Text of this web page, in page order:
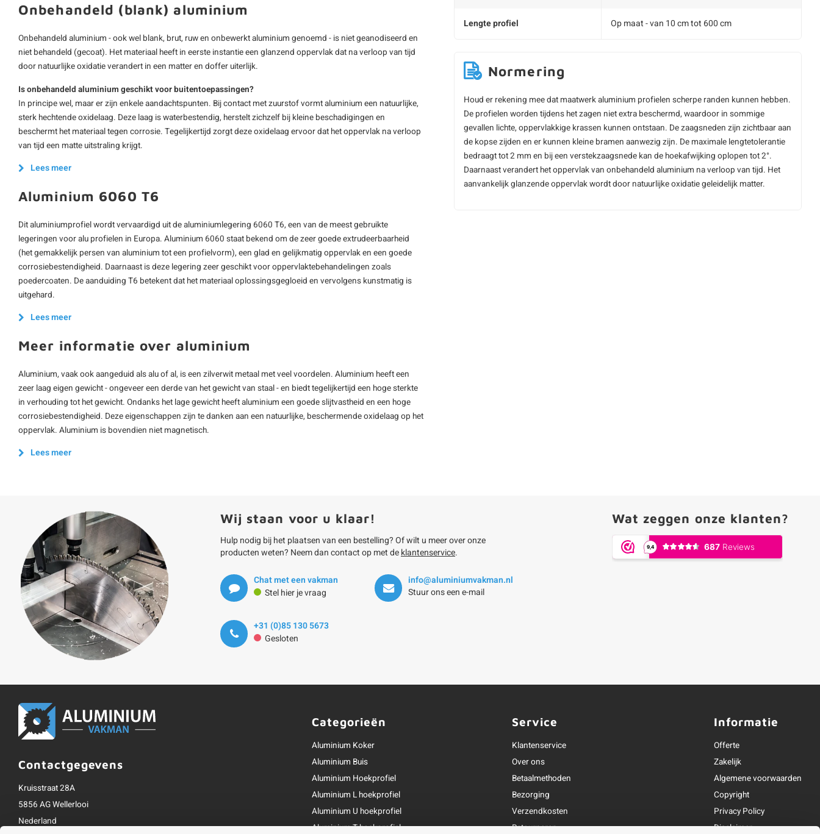
Onbehandeld (blank) aluminium
Onbehandeld aluminium - ook wel blank, brut, ruw en onbewerkt aluminium genoemd - is niet geanodiseerd en
niet behandeld (gecoat). Het materiaal heeft in eerste instantie een glanzend oppervlak dat na verloop van tijd
door natuurlijke oxidatie verandert in een matter en doffer uiterlijk.
Is onbehandeld aluminium geschikt voor buitentoepassingen?
In principe wel, maar er zijn enkele aandachtspunten. Bij contact met zuurstof vormt aluminium een natuurlijke,
sterk hechtende oxidelaag. Deze laag is waterbestendig, herstelt zichzelf bij kleine beschadigingen en
beschermt het materiaal tegen corrosie. Tegelijkertijd zorgt deze oxidelaag ervoor dat het oppervlak na verloop
van tijd een matte uitstraling krijgt.
Lees meer
Aluminium 6060 T6
Dit aluminiumprofiel wordt vervaardigd uit de aluminiumlegering 6060 T6, een van de meest gebruikte
legeringen voor alu profielen in Europa. Aluminium 6060 staat bekend om de zeer goede extrudeerbaarheid
(het gemakkelijk persen van aluminium tot een profielvorm), een glad en gelijkmatig oppervlak en een goede
corrosiebestendigheid. Daarnaast is deze legering zeer geschikt voor oppervlaktebehandelingen zoals
poedercoaten. De aanduiding T6 betekent dat het materiaal oplossingsgegloeid en vervolgens kunstmatig is
uitgehard.
Lees meer
Meer informatie over aluminium
Aluminium, vaak ook aangeduid als alu of al, is een zilverwit metaal met veel voordelen. Aluminium heeft een
zeer laag eigen gewicht - ongeveer een derde van het gewicht van staal - en biedt tegelijkertijd een hoge sterkte
in verhouding tot het gewicht. Ondanks het lage gewicht heeft aluminium een goede slijtvastheid en een hoge
corrosiebestendigheid. Deze eigenschappen zijn te danken aan een natuurlijke, beschermende oxidelaag op het
oppervlak. Aluminium is bovendien niet magnetisch.
Lees meer
Lengte profiel Op maat - van 10 cm tot 600 cm
Normering
Houd er rekening mee dat maatwerk aluminium profielen scherpe randen kunnen hebben.
De profielen worden tijdens het zagen niet extra beschermd, waardoor in sommige
gevallen lichte, oppervlakkige krassen kunnen ontstaan. De zaagsneden zijn zichtbaar aan
de kopse zijden en er kunnen kleine bramen aanwezig zijn. De maximale lengtetolerantie
bedraagt tot 2 mm en bij een verstekzaagsnede kan de hoekafwijking oplopen tot 2°.
Daarnaast verandert het oppervlak van onbehandeld aluminium na verloop van tijd. Het
aanvankelijk glanzende oppervlak wordt door natuurlijke oxidatie geleidelijk matter.
Wij staan voor u klaar!
Hulp nodig bij het plaatsen van een bestelling? Of wilt u meer over onze
producten weten? Neem dan contact op met deklantenservice.
Chat met een vakman
Stel hier je vraag
info@aluminiumvakman.nl
Stuur ons een e-mail
+31 (0)85 130 5673
Gesloten
Wat zeggen onze klanten?
Contactgegevens
Kruisstraat 28A
5856 AG Wellerlooi
Nederland
Categorieën
Aluminium Koker
Aluminium Buis
Aluminium Hoekprofiel
Aluminium L hoekprofiel
Aluminium U hoekprofiel
Aluminium T hoekprofiel
Service
Klantenservice
Over ons
Betaalmethoden
Bezorging
Verzendkosten
Retourneren
Informatie
Offerte
Zakelijk
Algemene voorwaarden
Copyright
Privacy Policy
Disclaimer